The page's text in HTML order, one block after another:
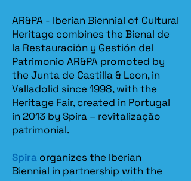
AR&PA - Iberian Biennial of Cultural
Heritage combines the Bienal de
la Restauración y Gestión del
Patrimonio AR&PA promoted by
the Junta de Castilla & Leon, in
Valladolid since 1998, with the
Heritage Fair, created in Portugal
in 2013 by Spira – revitalização
patrimonial.​
Spira organizes the Iberian
Biennial in partnership with the